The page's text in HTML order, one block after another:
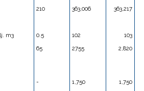
210 363,006
363,217
m3 0.5 102
103
65 2755
2,820
- 1,750
1,750